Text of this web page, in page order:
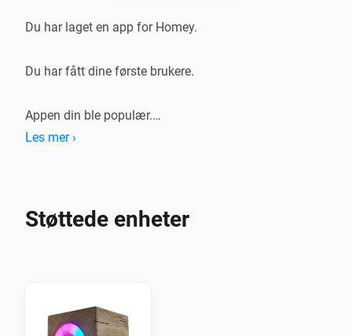
Du har laget en app for Homey.
Du har fått dine første brukere.
Appen din ble populær.
Les mer ›
Støttede enheter